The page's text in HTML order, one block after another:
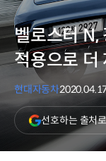
벨로스터 N,
적용으로 더
현대자동차
선호하는 출처